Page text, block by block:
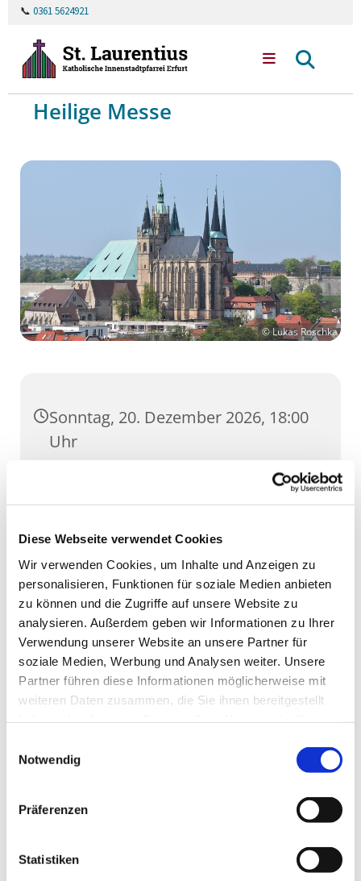
Diese Webseite verwendet Cookies
Wir verwenden Cookies, um Inhalte und Anzeigen zu
personalisieren, Funktionen für soziale Medien anbieten
zu können und die Zugriffe auf unsere Website zu
analysieren. Außerdem geben wir Informationen zu Ihrer
Verwendung unserer Website an unsere Partner für
soziale Medien, Werbung und Analysen weiter. Unsere
Partner führen diese Informationen möglicherweise mit
weiteren Daten zusammen, die Sie ihnen bereitgestellt
Notwendig
Präferenzen
Statistiken
📞 0361 5624921
Heilige Messe
© Lukas Roschka
Sonntag, 20. Dezember 2026, 18:00
Uhr
Dom, Domstufen 1, 99084 Erfurt